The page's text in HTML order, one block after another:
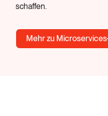
schaffen.
Mehr zu Microservices